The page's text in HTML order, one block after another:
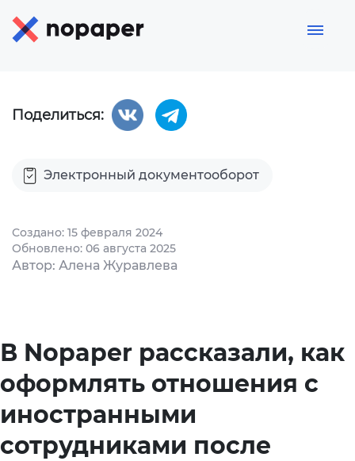
Поделиться:
Электронный документооборот
Создано: 15 февраля 2024
Обновлено: 06 августа 2025
Автор: Алена Журавлева
В Nopaper рассказали, как
оформлять отношения с
иностранными
сотрудниками после